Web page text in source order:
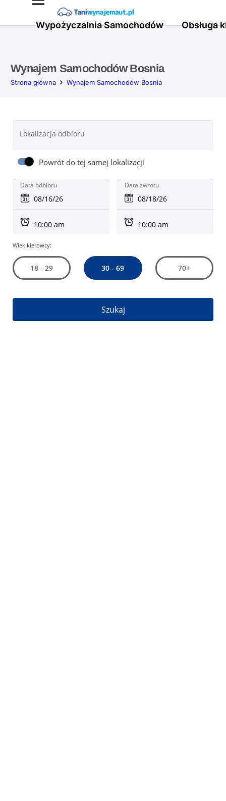
Wypożyczalnia Samochodów Obsługa
Wynajem Samochodów Bosnia
Strona główna Wynajem Samochodów Bosnia
Lokalizacja odbioru
Powrót do tej samej lokalizacji
Data odbioru Data zwrotu
Wiek kierowcy:
18 - 29 30 - 69 70+
Szukaj